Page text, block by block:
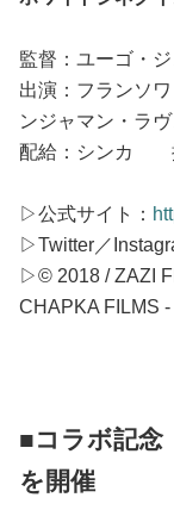
監督：ユーゴ・
出演：フランソ
ンジャマン・ラ
配給：シンカ 提
▷公式サイト：
▷Twitter／
▷© 2018 / ZAZI
CHAPKA FILMS
■コラボ記念
を開催